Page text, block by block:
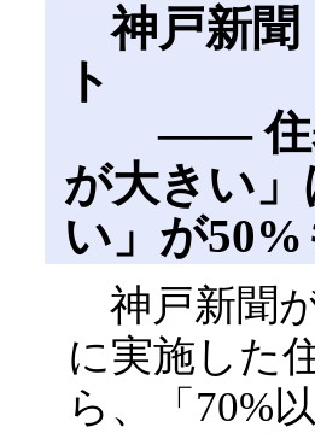
神戸新
ト
―― 住基
が大きい
い」が
神戸新聞
に実施した
ら、「70%